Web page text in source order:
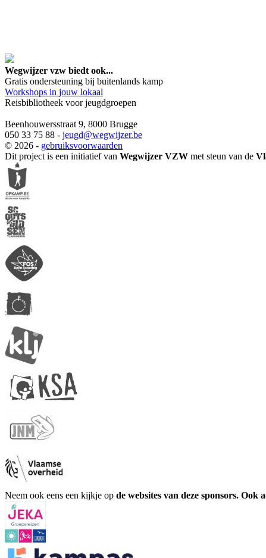
Wegwijzer vzw biedt ook...
Gratis ondersteuning bij buitenlands kamp
Workshops in jouw lokaal
Reisbibliotheek voor jeugdgroepen
Beenhouwersstraat 9, 8000 Brugge
050 33 75 88 - jeugd@wegwijzer.be
© 2026 - gebruiksvoorwaarden
Dit project is een initiatief van Wegwijzer VZW met steun van de
Neem ook eens een kijkje op de websites van deze sponsors. Ook